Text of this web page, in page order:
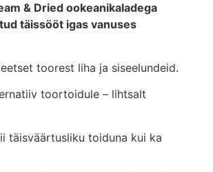
& Dried ookeanikaladega
täissööt igas vanuses
toorest liha ja siseelundeid.
toortoidule – lihtsalt
täisväärtusliku toiduna kui ka